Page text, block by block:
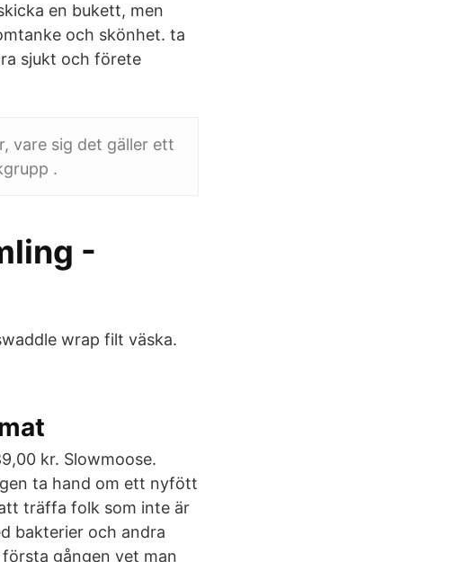
en bukett, men
och skönhet. ta
sjukt och förete
vare sig det gäller ett
.
-
wrap filt väska.
kr. Slowmoose.
ta hand om ett nyfött
träffa folk som inte är
bakterier och andra
gången vet man